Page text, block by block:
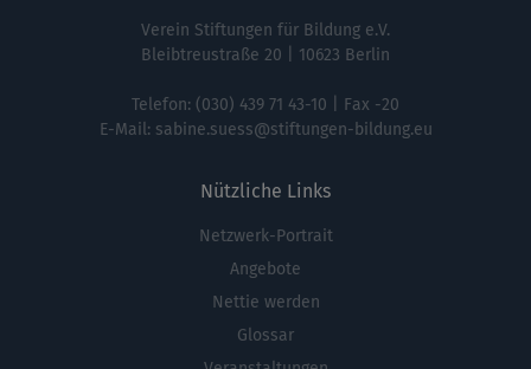
Verein Stiftungen für Bildung e.V.
Bleibtreustraße 20 | 10623 Berlin
Telefon: (030) 439 71 43-10 | Fax -20
E-Mail: sabine.suess@stiftungen-bildung.eu
Nützliche Links
Fußbereichsmenü
Netzwerk-Portrait
Angebote
Nettie werden
Glossar